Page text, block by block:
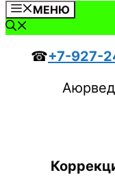
МЕНЮ
☎+7-927-